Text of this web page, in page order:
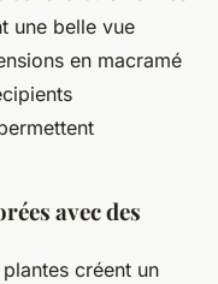
une belle vue
en macramé
avec des
créent un